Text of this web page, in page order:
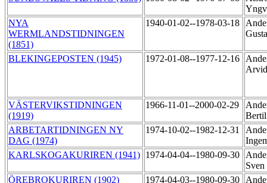
NYA
WERMLANDSTIDNINGEN
(1851)
1940-01-02--1978-03-18
BLEKINGEPOSTEN (1945) 1972-01-08--1977-12-16
VÄSTERVIKSTIDNINGEN
(1919)
1966-11-01--2000-02-29
ARBETARTIDNINGEN NY
DAG (1974)
1974-10-02--1982-12-31
KARLSKOGAKURIREN (1941) 1974-04-04--1980-09-30
ÖREBROKURIREN (1902)
1974-04-03--1980-09-30